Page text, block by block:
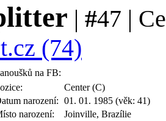
| #47 |
(74)
na FB:
Center (C)
narození: 01. 01. 1985 (věk: 41)
narození:
Joinville, Brazílie